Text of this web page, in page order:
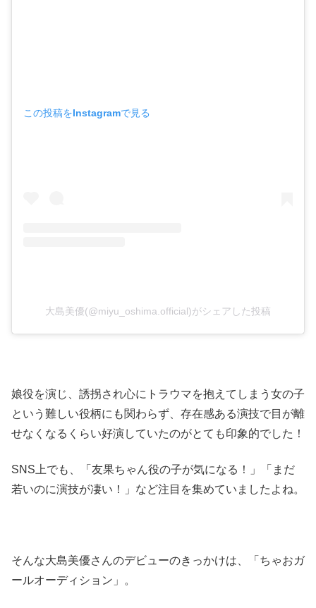
この投稿をInstagramで見る
大島美優(@miyu_oshima.official)がシェアした投稿
娘役を演じ、誘拐され心にトラウマを抱えてしまう女の子
という難しい役柄にも関わらず、存在感ある演技で目が離
せなくなるくらい好演していたのがとても印象的でした！
SNS上でも、「友果ちゃん役の子が気になる！」「まだ
若いのに演技が凄い！」など注目を集めていましたよね。
そんな大島美優さんのデビューのきっかけは、「ちゃおガ
ールオーディション」。